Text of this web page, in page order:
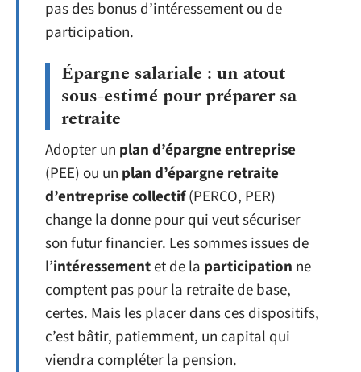
pas des bonus d’intéressement ou de
participation.
Épargne salariale : un atout
sous-estimé pour préparer sa
retraite
Adopter un plan d’épargne entreprise
(PEE) ou un plan d’épargne retraite
d’entreprise collectif(PERCO, PER)
change la donne pour qui veut sécuriser
son futur financier. Les sommes issues de
l’intéressementet de la participation ne
comptent pas pour la retraite de base,
certes. Mais les placer dans ces dispositifs,
c’est bâtir, patiemment, un capital qui
viendra compléter la pension.